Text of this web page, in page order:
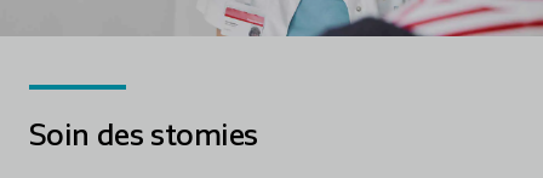
Soin des stomies